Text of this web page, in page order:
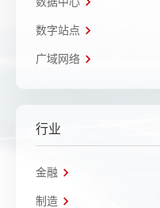
数字站点
广域网络
行业
金融
制造